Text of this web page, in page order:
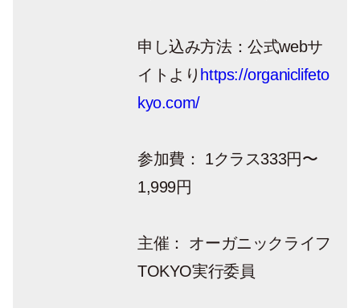
申し込み方法：公式webサ
イトより https://organiclifeto
kyo.com/
参加費： 1クラス333円〜
1,999円
主催： オーガニックライフ
TOKYO実行委員